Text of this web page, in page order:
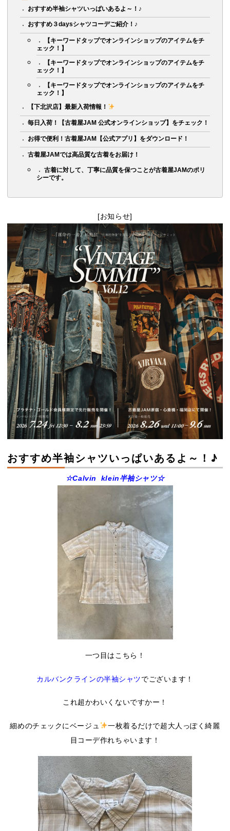
おすすめ半袖シャツいっぱいあるよ～！♪
おすすめ３daysシャツコーデご紹介！♪
【キーワードタップでオンラインショップのアイテムをチ
ェック！】
【キーワードタップでオンラインショップのアイテムをチ
ェック！】
【キーワードタップでオンラインショップのアイテムをチ
ェック！】
【下北沢店】最新入荷情報！
毎日入荷！【古着屋JAM 公式オンラインショップ】をチェック！
お得で便利！古着屋JAM【公式アプリ】をダウンロード！
古着屋JAMでは高品質な古着をお届け！
古着に対して、丁寧に品質を保つことが古着屋JAMのポリ
シーです。
[お知らせ]
おすすめ半袖シャツいっぱいあるよ～！♪
☆Calvin klein半袖シャツ☆
一つ目はこちら！
カルバンクラインの半袖シャツでございます！
これ超かわいくないですかー！
細めのチェックにベージュ
一枚着るだけで超大人っぽく綺麗
目コーデ作れちゃいます！